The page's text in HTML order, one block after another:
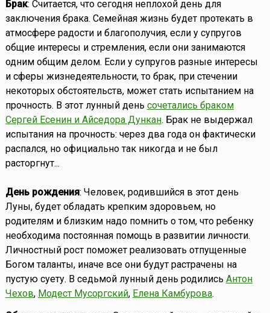
Брак: Считается, что сегодня неплохой день для
заключения брака. Семейная жизнь будет протекать в
атмосфере радости и благополучия, если у супругов
общие интересы и стремления, если они занимаются
одним общим делом. Если у супругов разные интересы
и сферы жизнедеятельности, то брак, при стечении
некоторых обстоятельств, может стать испытанием на
прочность. В этот лунный день сочетались браком
Сергей Есенин и Айседора Дункан. Брак не выдержал
испытания на прочность: через два года он фактически
распался, но официально так никогда и не был
расторгнут...
День рождения: Человек, родившийся в этот день
Луны, будет обладать крепким здоровьем, но
родителям и близким надо помнить о том, что ребенку
необходима постоянная помощь в развитии личности.
Личностный рост поможет реализовать отпущенные
Богом таланты, иначе все они будут растрачены на
пустую суету. В седьмой лунный день родились Антон
Чехов, Модест Мусоргский, Елена Камбурова.